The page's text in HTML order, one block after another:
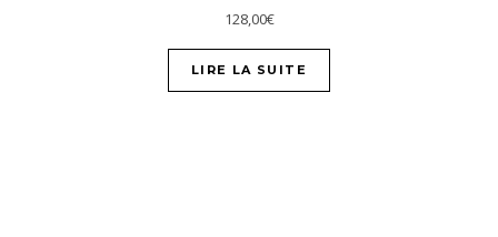
128,00€
LIRE LA SUITE